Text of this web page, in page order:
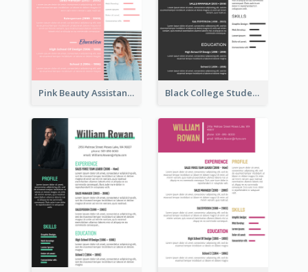
Pink Beauty Assistant Resume Black College Student Resume